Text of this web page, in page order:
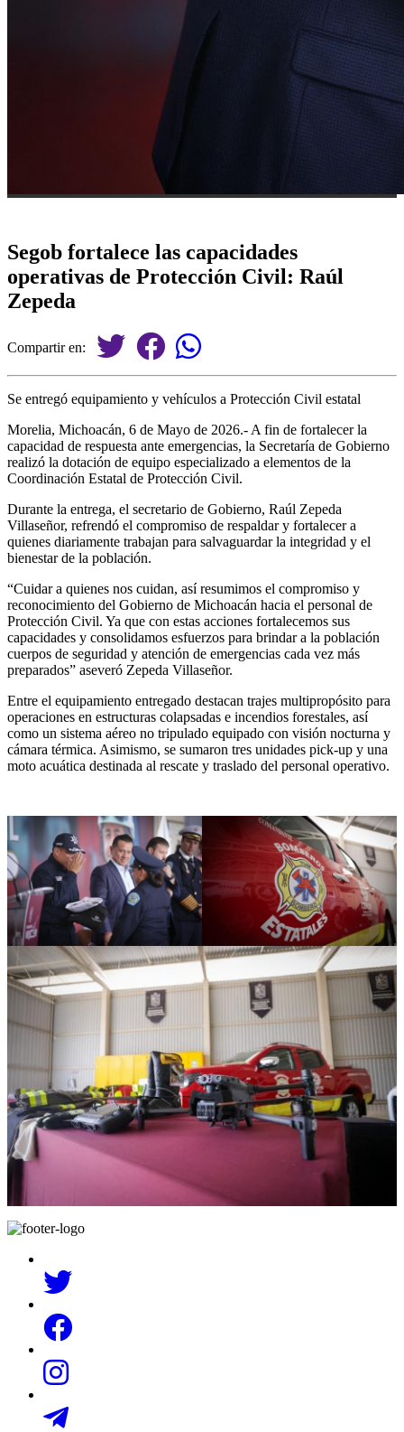
Segob fortalece las capacidades
operativas de Protección Civil: Raúl
Zepeda
Compartir en:
Se entregó equipamiento y vehículos a Protección Civil estatal
Morelia, Michoacán, 6 de Mayo de 2026.- A fin de fortalecer la
capacidad de respuesta ante emergencias, la Secretaría de Gobierno
realizó la dotación de equipo especializado a elementos de la
Coordinación Estatal de Protección Civil.
Durante la entrega, el secretario de Gobierno, Raúl Zepeda
Villaseñor, refrendó el compromiso de respaldar y fortalecer a
quienes diariamente trabajan para salvaguardar la integridad y el
bienestar de la población.
“Cuidar a quienes nos cuidan, así resumimos el compromiso y
reconocimiento del Gobierno de Michoacán hacia el personal de
Protección Civil. Ya que con estas acciones fortalecemos sus
capacidades y consolidamos esfuerzos para brindar a la población
cuerpos de seguridad y atención de emergencias cada vez más
preparados” aseveró Zepeda Villaseñor.
Entre el equipamiento entregado destacan trajes multipropósito para
operaciones en estructuras colapsadas e incendios forestales, así
como un sistema aéreo no tripulado equipado con visión nocturna y
cámara térmica. Asimismo, se sumaron tres unidades pick-up y una
moto acuática destinada al rescate y traslado del personal operativo.